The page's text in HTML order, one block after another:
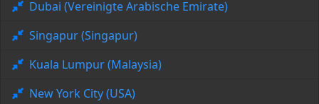
Dubai (Vereinigte Arabische Emirate)
Singapur (Singapur)
Kuala Lumpur (Malaysia)
New York City (USA)